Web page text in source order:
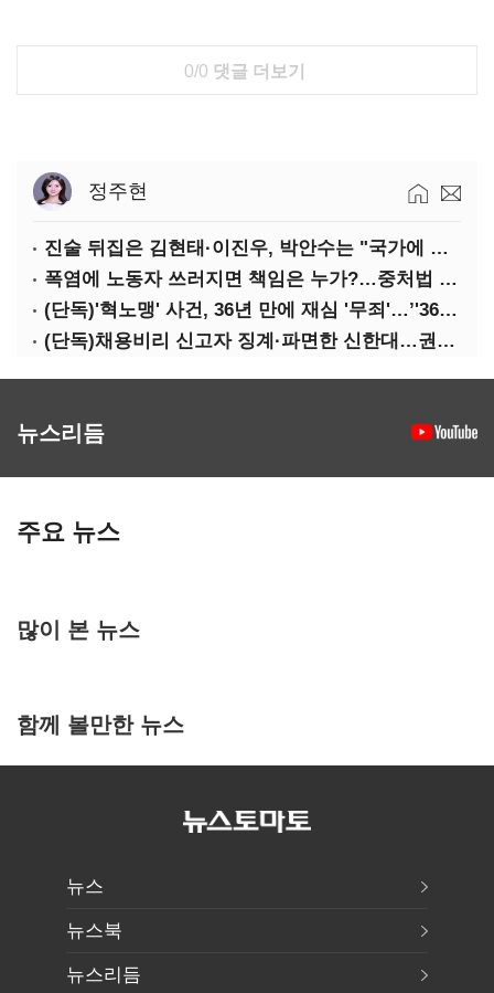
0/0 댓글 더보기
정주현
진술 뒤집은 김현태·이진우, 박안수는 "국가에 헌신"…법정서 드러난 군 수뇌부의 민낯
폭염에 노동자 쓰러지면 책임은 누가?…중처법 처벌될까?
(단독)'혁노맹' 사건, 36년 만에 재심 '무죄'…’'36시간 불법구금·자백강요' 인정
(단독)채용비리 신고자 징계·파면한 신한대…권익위 제동에도 갈등 계속
뉴스리듬
주요 뉴스
많이 본 뉴스
함께 볼만한 뉴스
뉴스
뉴스북
뉴스리듬